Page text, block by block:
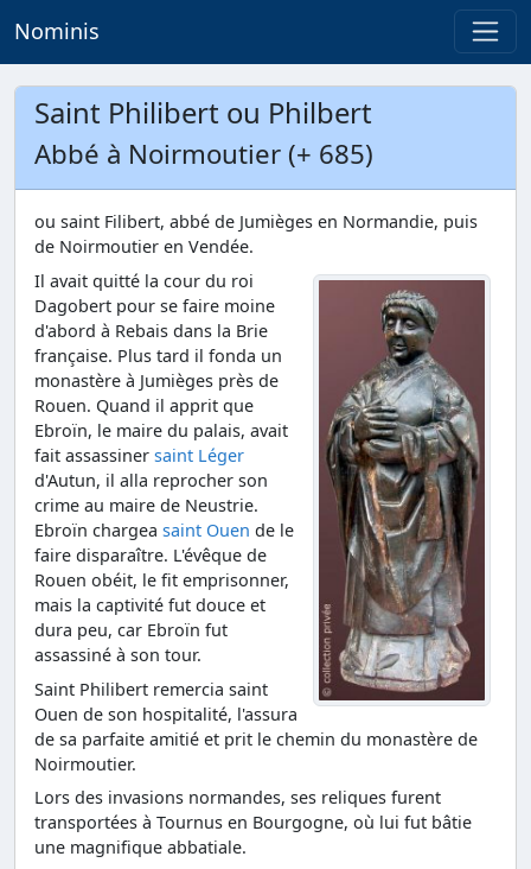
Nominis
Saint Philibert ou Philbert
Abbé à Noirmoutier (+ 685)
ou saint Filibert, abbé de Jumièges en Normandie, puis
de Noirmoutier en Vendée.
Il avait quitté la cour du roi
Dagobert pour se faire moine
d'abord à Rebais dans la Brie
française. Plus tard il fonda un
monastère à Jumièges près de
Rouen. Quand il apprit que
Ebroïn, le maire du palais, avait
fait assassiner saint Léger
d'Autun, il alla reprocher son
crime au maire de Neustrie.
Ebroïn chargea saint Ouen de le
faire disparaître. L'évêque de
Rouen obéit, le fit emprisonner,
mais la captivité fut douce et
dura peu, car Ebroïn fut
assassiné à son tour.
Saint Philibert remercia saint
Ouen de son hospitalité, l'assura
de sa parfaite amitié et prit le chemin du monastère de
Noirmoutier.
Lors des invasions normandes, ses reliques furent
transportées à Tournus en Bourgogne, où lui fut bâtie
une magnifique abbatiale.